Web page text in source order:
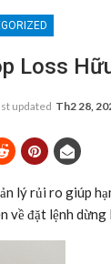
Loss
updated Th2 28,
lý rủi ro giúp
về đặt lệnh